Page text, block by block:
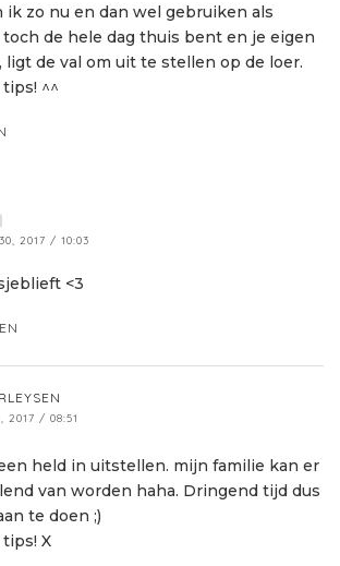
ik zo nu en dan wel gebruiken als
toch de hele dag thuis bent en je eigen
de val om uit te stellen op de loer.
^^
2017 / 10:03
<3
2017 / 08:51
held in uitstellen. mijn familie kan er
van worden haha. Dringend tijd dus
te doen ;)
X